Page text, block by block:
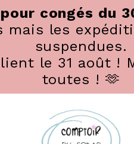
congés du
mais les
suspendues.
le 31 août !
toutes ! 🫶